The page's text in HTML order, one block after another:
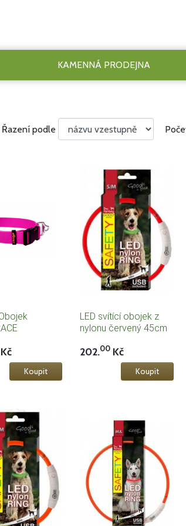
KAMENNÁ PRODEJNA
Řazení podle
Kč
LED svítící obojek z
nylonu červený 45cm
202.00Kč